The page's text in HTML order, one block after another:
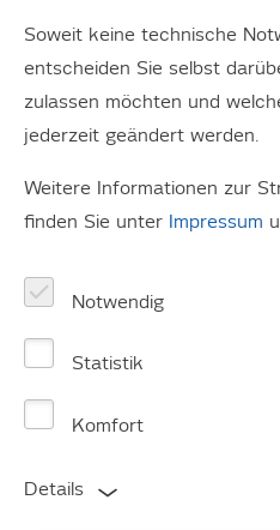
stürzte sich diesmal in das
Format wurde inzwischen
Jugendlichen auf kreative
Damit die Beschäftigung mit
künftig unentgeltlich in dem
Stromnetz Berlin zum
Soweit keine technische
entscheiden Sie selbst
zulassen möchten und
jederzeit geändert werden.
Weitere Informationen zur
finden Sie unter Impressum
Notwendig
Statistik
Komfort
Details